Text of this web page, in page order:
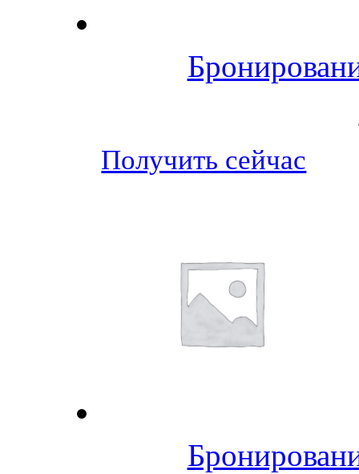
Получить сейчас